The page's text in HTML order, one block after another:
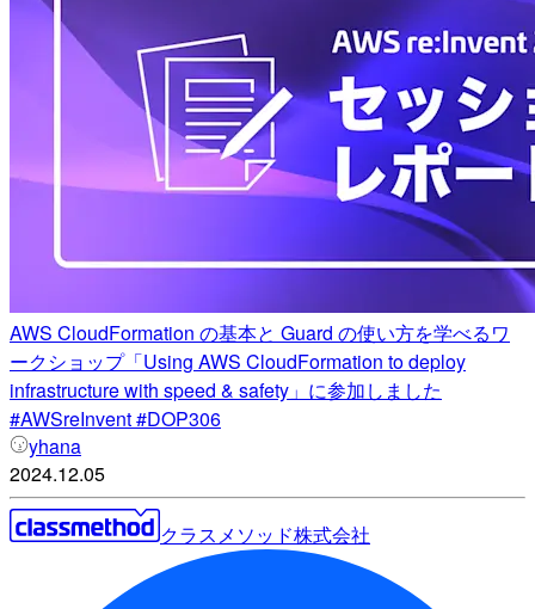
AWS CloudFormation の基本と Guard の使い方を学べるワ
ークショップ「Using AWS CloudFormation to deploy
infrastructure with speed & safety」に参加しました
#AWSreInvent #DOP306
yhana
2024.12.05
クラスメソッド株式会社